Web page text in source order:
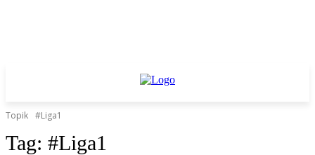
Topik #Liga1
Tag: #Liga1